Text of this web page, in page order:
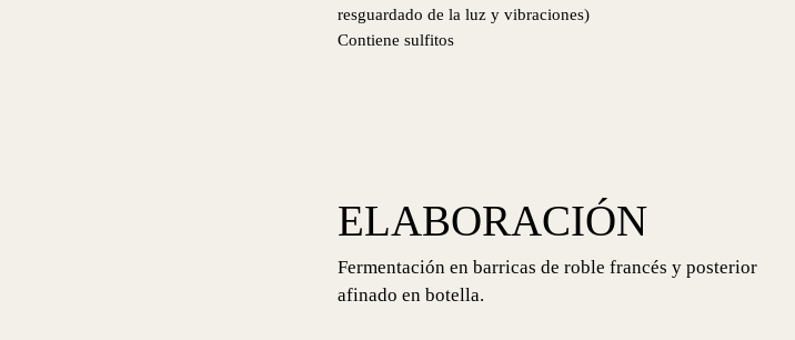
resguardado de la luz y vibraciones)
Contiene sulfitos
ELABORACIÓN
Fermentación en barricas de roble francés y posterior
afinado en botella.